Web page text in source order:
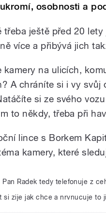
osobnosti a
třeba ještě před 20
více a přibývá jich
kamery na ulicích,
A chráníte si i vy svůj
si ze svého
to někdy, třeba při
lince s Borkem
kamery, které
Pan Radek tedy telefonuje z
si zije jak chce a nrvnucuje to